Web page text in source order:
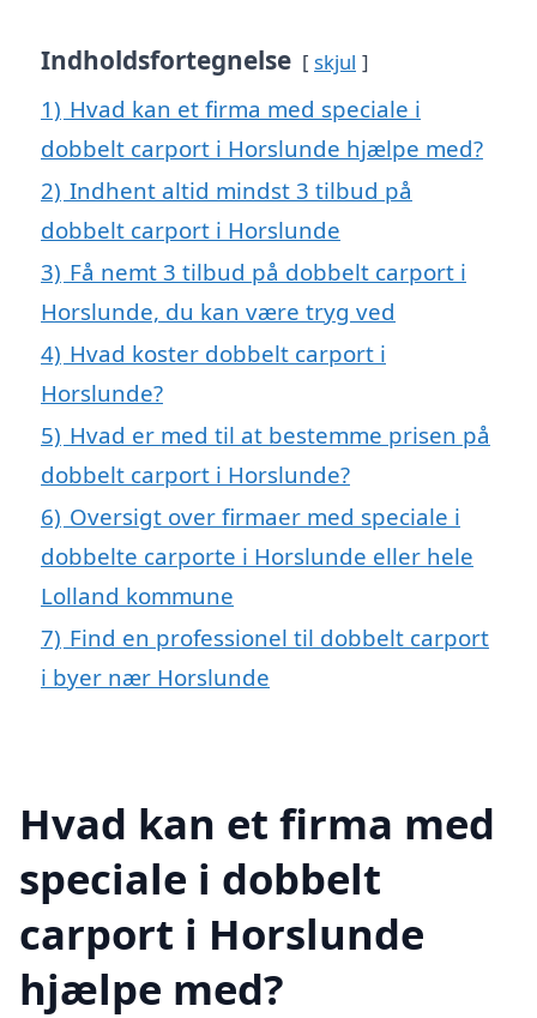
Indholdsfortegnelse skjul
1) Hvad kan et firma med speciale i
dobbelt carport i Horslunde hjælpe med?
2) Indhent altid mindst 3 tilbud på
dobbelt carport i Horslunde
3) Få nemt 3 tilbud på dobbelt carport i
Horslunde, du kan være tryg ved
4) Hvad koster dobbelt carport i
Horslunde?
5) Hvad er med til at bestemme prisen på
dobbelt carport i Horslunde?
6) Oversigt over firmaer med speciale i
dobbelte carporte i Horslunde eller hele
Lolland kommune
7) Find en professionel til dobbelt carport
i byer nær Horslunde
Hvad kan et firma med
speciale i dobbelt
carport i Horslunde
hjælpe med?